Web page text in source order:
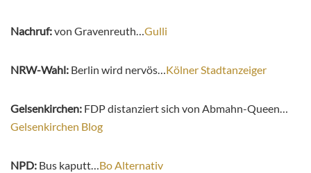
Nachruf:von Gravenreuth…Gulli
NRW-Wahl: Berlin wird nervös…Kölner Stadtanzeiger
Gelsenkirchen: FDP distanziert sich von Abmahn-Queen…
Gelsenkirchen Blog
NPD: Bus kaputt…Bo Alternativ